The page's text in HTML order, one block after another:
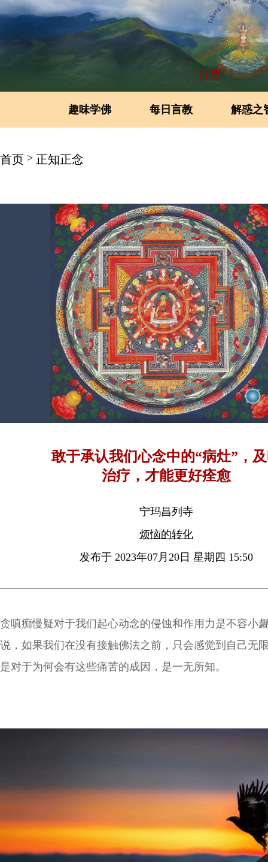
首页
趣味学佛 每日言教 解惑之
首页 > 正知正念
敢于承认我们心念中的“病灶”，
治疗，才能更好痊愈
宁玛昌列寺
烦恼的转化
发布于 2023年07月20日 星期四 15:50
贪嗔痴慢疑对于我们起心动念的侵蚀和作用力是不容小
说，如果我们在没有接触佛法之前，只会感觉到自己无
是对于为何会有这些痛苦的成因，是一无所知。